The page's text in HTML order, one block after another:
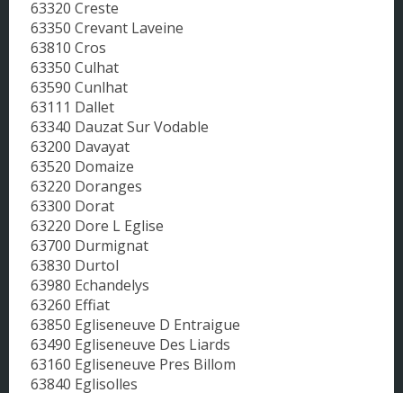
63320 Creste
63350 Crevant Laveine
63810 Cros
63350 Culhat
63590 Cunlhat
63111 Dallet
63340 Dauzat Sur Vodable
63200 Davayat
63520 Domaize
63220 Doranges
63300 Dorat
63220 Dore L Eglise
63700 Durmignat
63830 Durtol
63980 Echandelys
63260 Effiat
63850 Egliseneuve D Entraigue
63490 Egliseneuve Des Liards
63160 Egliseneuve Pres Billom
63840 Eglisolles